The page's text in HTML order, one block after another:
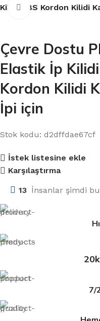
Kilidi ABS Kordon Kilidi
Büyütmek için
Çevre Dostu
Elastik İp
Kordon Kilidi
İpi için
Stok kodu: d2dffdae67cf
İstek listesine ekle
Karşılaştırma
13 İnsanlar şimdi
7/